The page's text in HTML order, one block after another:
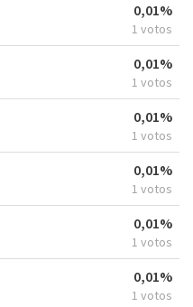
0,01%
1 votos
0,01%
1 votos
0,01%
1 votos
0,01%
1 votos
0,01%
1 votos
0,01%
1 votos